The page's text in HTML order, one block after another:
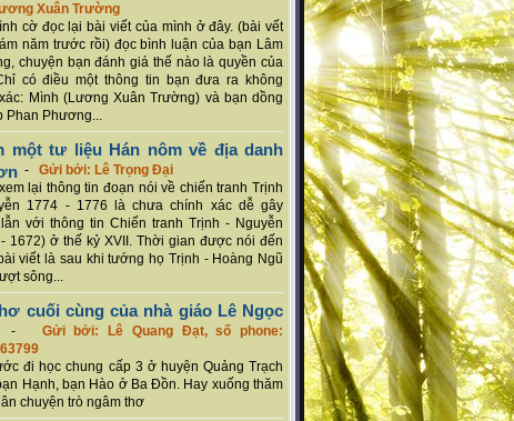
Xuân Trường
cờ đọc lại bài viết của mình ở đây. (bài vết
năm trước rồi) đọc bình luận của bạn Lâm
chuyện bạn đánh giá thế nào là quyền của
có điều một thông tin bạn đưa ra không
Mình (Lương Xuân Trường) và bạn dồng
Phan Phương...
một tư liệu Hán nôm về địa danh
- Gửi bởi: Lê Trọng Đại
lại thông tin đoạn nói về chiến tranh Trịnh
1774 - 1776 là chưa chính xác dễ gây
với thông tin Chiến tranh Trịnh - Nguyễn
1672) ở thế kỷ XVII. Thời gian được nói đến
viết là sau khi tướng họ Trịnh - Hoàng Ngũ
sông...
cuối cùng của nhà giáo Lê Ngọc
- Gửi bởi: Lê Quang Đạt, số phone:
đi học chung cấp 3 ở huyện Quảng Trạch
Hạnh, bạn Hào ở Ba Đồn. Hay xuống thăm
chuyện trò ngâm thơ